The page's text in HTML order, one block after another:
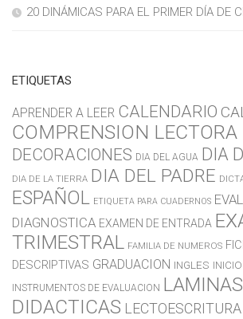
20 DINÁMICAS PARA EL PRIMER DÍA DE
ETIQUETAS
APRENDER A LEER CALENDARIO
COMPRENSION LECTORA
DECORACIONES DIA DEL AGUA DIA
DIA DE LA TIERRA DIA DEL PADRE
ESPAÑOL ETIQUETA PARA CUADERNOS
DIAGNOSTICA EXAMEN DE ENTRADA
TRIMESTRAL FAMILIA DE NUMEROS
DESCRIPTIVAS GRADUACION INGLES
INSTRUMENTOS DE EVALUACION LAMINAS
DIDACTICAS LECTOESCRITURA